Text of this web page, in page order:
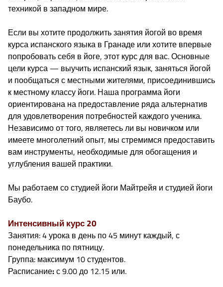
техникой в западном мире.
Если вы хотите продолжить занятия йогой во время
курса испанского языка в Гранаде или хотите впервые
попробовать себя в йоге, этот курс для вас. Основные
цели курса — выучить испанский язык, заняться йогой
и пообщаться с местными жителями, присоединившись
к местному классу йоги. Наша программа йоги
ориентирована на предоставление ряда альтернатив
для удовлетворения потребностей каждого ученика.
Независимо от того, являетесь ли вы новичком или
имеете многолетний опыт, мы стремимся предоставить
вам инструменты, необходимые для обогащения и
углубления вашей практики.
Мы работаем со студией йоги Майтрейя и студией йоги
Баубо.
Интенсивный курс 20
Занятия: 4 урока в день по 45 минут каждый, с
понедельника по пятницу.
Группа: максимум 10 студентов.
Расписание:с 9.00 до 12.15 или.